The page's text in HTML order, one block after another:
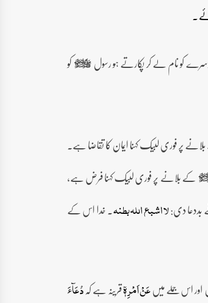
کو نام لے کر پکارتے ہو رسول صلى‌الله‌عليه‌وآله‌وسلمکو
پر فوری لبیک کہنا ایمان کا تقاضا ہے۔
کے بلانے پر فوری لبیک کہنا فرض ہے،
دی:لا اشبع اللہ بطنہ۔ خدا اس کے
اور اس جملے میںعَنۡ اَمۡرِہٖۤقرینہ ہے کہدُعَآءَ